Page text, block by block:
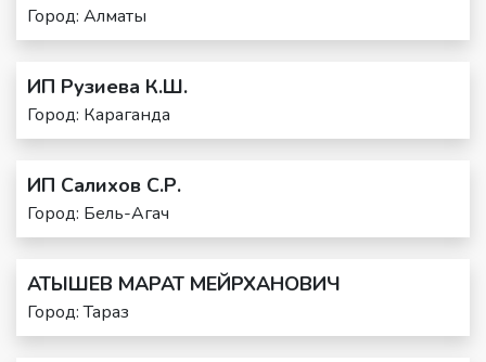
Город: Алматы
ИП Рузиева К.Ш.
Город: Караганда
ИП Салихов С.Р.
Город: Бель-Агач
АТЫШЕВ МАРАТ МЕЙРХАНОВИЧ
Город: Тараз